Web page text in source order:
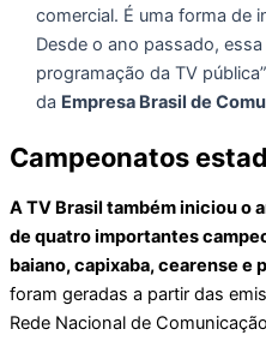
comercial. É uma forma de
Desde o ano passado,
programação da TV
da Empresa Brasil de
Campeonatos
A TV Brasil também iniciou o
de quatro importantes
baiano, capixaba, cearense e
foram geradas a partir das
Rede Nacional de